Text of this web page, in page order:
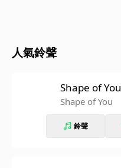
人氣鈴聲
Shape of You
Shape of You
鈴聲